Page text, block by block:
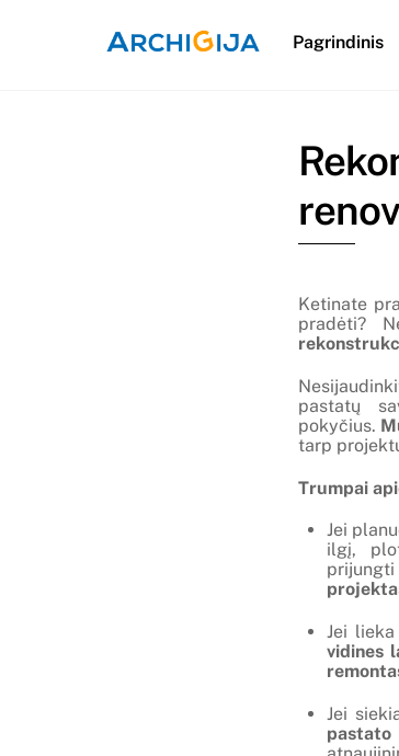
Pagrindinis
Ketinate
pradėti?
pastatų
pokyčius.
tarp
Trumpai
Jei
ilgį,
prijungti
Jei lieka
vidines
Jei